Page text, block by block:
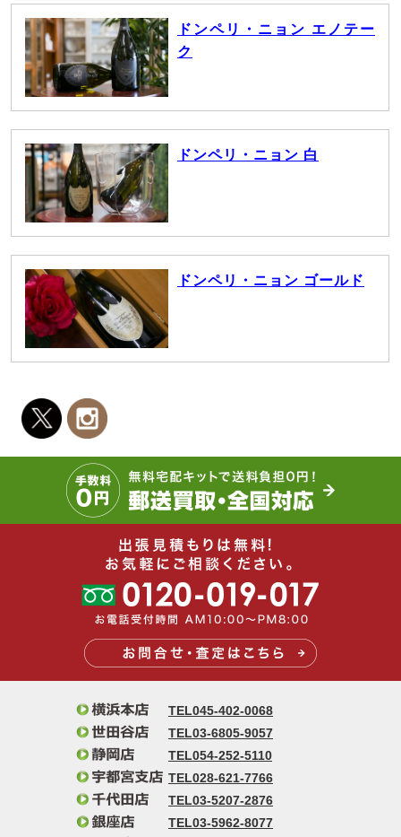
ドンペリ・ニョン エノテー
ク
ドンペリ・ニョン 白
ドンペリ・ニョン ゴールド
TEL045-402-0068
TEL03-6805-9057
TEL054-252-5110
TEL028-621-7766
TEL03-5207-2876
TEL03-5962-8077